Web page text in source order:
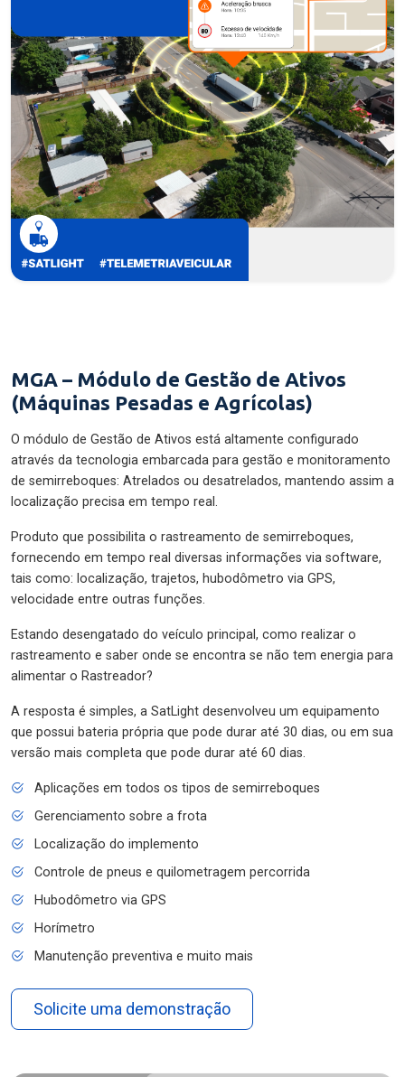
MGA – Módulo de Gestão de Ativos
(Máquinas Pesadas e Agrícolas)
O módulo de Gestão de Ativos está altamente configurado
através da tecnologia embarcada para gestão e monitoramento
de semirreboques: Atrelados ou desatrelados, mantendo assim a
localização precisa em tempo real.
Produto que possibilita o rastreamento de semirreboques,
fornecendo em tempo real diversas informações via software,
tais como: localização, trajetos, hubodômetro via GPS,
velocidade entre outras funções.
Estando desengatado do veículo principal, como realizar o
rastreamento e saber onde se encontra se não tem energia para
alimentar o Rastreador?
A resposta é simples, a SatLight desenvolveu um equipamento
que possui bateria própria que pode durar até 30 dias, ou em sua
versão mais completa que pode durar até 60 dias.
Aplicações em todos os tipos de semirreboques
Gerenciamento sobre a frota
Localização do implemento
Controle de pneus e quilometragem percorrida
Hubodômetro via GPS
Horímetro
Manutenção preventiva e muito mais
Solicite uma demonstração